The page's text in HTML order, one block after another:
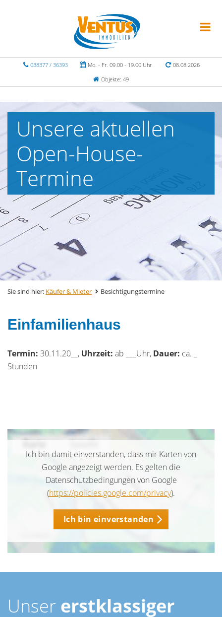
038377 / 36393 Mo. - Fr. 09.00 - 19.00 Uhr
08.08.2026
Objekte: 49
Unsere aktuellen
Open-House-
Termine
Sie sind hier: Käufer & Mieter Besichtigungstermine
Einfamilienhaus
Termin: 30.11.20__, Uhrzeit: ab ___Uhr, Dauer: ca. _
Stunden
Ich bin damit einverstanden, dass mir Karten von
Google angezeigt werden. Es gelten die
Datenschutzbedingungen von Google
(https://policies.google.com/privacy).
Ich bin einverstanden
Unser erstklassiger